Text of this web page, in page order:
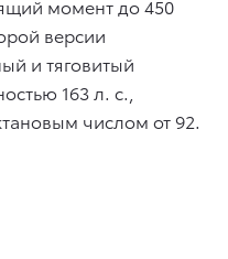
момент до 450
версии
и тяговитый
163 л. с.,
числом от 92.